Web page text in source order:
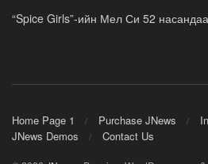
“Spice Girls”-ийн Мел Си 52
Home Page 1 Purchase JNews
JNews Demos
Contact Us